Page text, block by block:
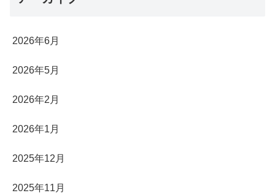
2026年6月
2026年5月
2026年2月
2026年1月
2025年12月
2025年11月